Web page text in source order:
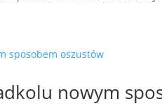
nowym